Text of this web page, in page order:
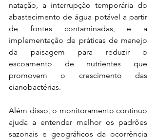
natação, a interrupção temporária do
abastecimento de água potável a partir
de fontes contaminadas, e a
implementação de práticas de manejo
da paisagem para reduzir o
escoamento de nutrientes que
promovem o crescimento das
cianobactérias.
Além disso, o monitoramento contínuo
ajuda a entender melhor os padrões
sazonais e geográficos da ocorrência